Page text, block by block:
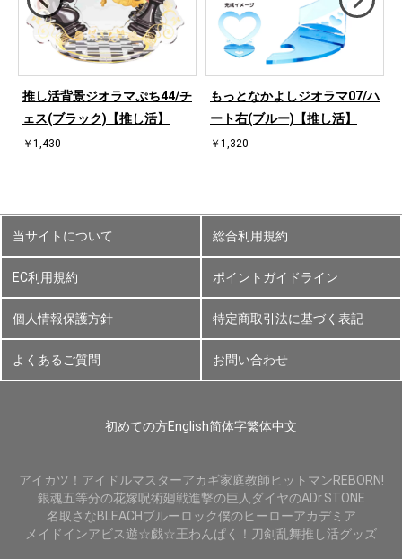
推し活背景ジオラマぷち44/チ
ェス(ブラック)【推し活】
￥1,430
もっとなかよしジオラマ07/ハ
ート右(ブルー)【推し活】
￥1,320
当サイトについて 総合利用規約
EC利用規約 ポイントガイドライン
個人情報保護方針 特定商取引法に基づく表記
よくあるご質問 お問い合わせ
初めての方English简体字繁体中文
アイカツ！ アイドルマスターアカギ家庭教師ヒットマンREBORN!
銀魂五等分の花嫁呪術廻戦進撃の巨人 ダイヤのADr.STONE
名取さなBLEACHブルーロック僕のヒーローアカデミア
メイドインアビス遊☆戯☆王わんぱく！刀剣乱舞推し活グッズ